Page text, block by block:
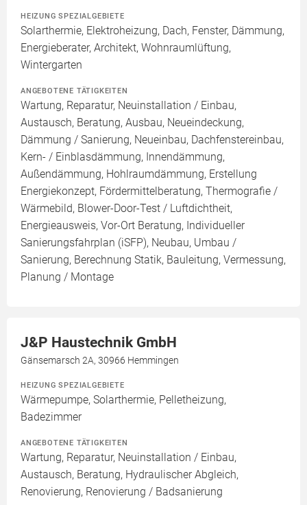
HEIZUNG SPEZIALGEBIETE
Solarthermie, Elektroheizung, Dach, Fenster, Dämmung,
Energieberater, Architekt, Wohnraumlüftung,
Wintergarten
ANGEBOTENE TÄTIGKEITEN
Wartung, Reparatur, Neuinstallation / Einbau,
Austausch, Beratung, Ausbau, Neueindeckung,
Dämmung / Sanierung, Neueinbau, Dachfenstereinbau,
Kern- / Einblasdämmung, Innendämmung,
Außendämmung, Hohlraumdämmung, Erstellung
Energiekonzept, Fördermittelberatung, Thermografie /
Wärmebild, Blower-Door-Test / Luftdichtheit,
Energieausweis, Vor-Ort Beratung, Individueller
Sanierungsfahrplan (iSFP), Neubau, Umbau /
Sanierung, Berechnung Statik, Bauleitung, Vermessung,
Planung / Montage
J&P Haustechnik GmbH
Gänsemarsch 2A, 30966 Hemmingen
HEIZUNG SPEZIALGEBIETE
Wärmepumpe, Solarthermie, Pelletheizung,
Badezimmer
ANGEBOTENE TÄTIGKEITEN
Wartung, Reparatur, Neuinstallation / Einbau,
Austausch, Beratung, Hydraulischer Abgleich,
Renovierung, Renovierung / Badsanierung